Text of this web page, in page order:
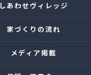
しあわせヴィレッジ
家づくりの流れ
メディア掲載